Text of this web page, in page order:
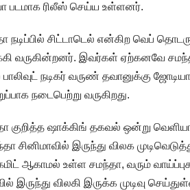
படமாக ரிலீஸ் செய்ய உள்ளனர்.
நடிப்பில் சிட்டாடெல் என்கிற வெப்
வருகின்றனர். இவர்கள் ஏற்கனவே
நடிகர் வருண் தவானுக்கு
நடைபெற்று வருகிறது.
குறித்த ஷாக்கிங் தகவல் ஒன்று
சினிமாவில் இருந்து விலக
ஆகாமல் உள்ள சமந்தா, வரும்
இருந்து விலகி இருக்க முடிவு